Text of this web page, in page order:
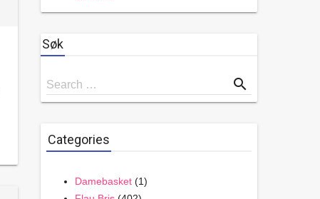
Søk
Search
for
Search … search
Categories
Damebasket (1)